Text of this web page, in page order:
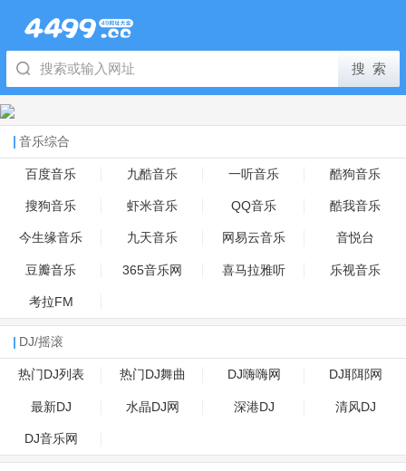
音乐综合
百度音乐 九酷音乐 一听音乐 酷狗音乐
搜狗音乐 虾米音乐 QQ音乐 酷我音乐
今生缘音乐 九天音乐 网易云音乐 音悦台
豆瓣音乐 365音乐网 喜马拉雅听 乐视音乐
考拉FM
DJ/摇滚
热门DJ列表 热门DJ舞曲 DJ嗨嗨网 DJ耶耶网
最新DJ 水晶DJ网 深港DJ 清风DJ
DJ音乐网